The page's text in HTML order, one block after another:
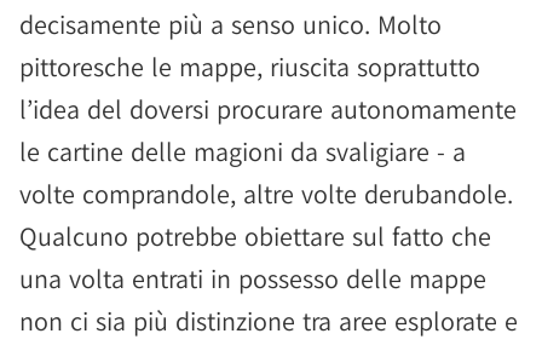
decisamente più a senso unico. Molto
pittoresche le mappe, riuscita soprattutto
l’idea del doversi procurare autonomamente
le cartine delle magioni da svaligiare - a
volte comprandole, altre volte derubandole.
Qualcuno potrebbe obiettare sul fatto che
una volta entrati in possesso delle mappe
non ci sia più distinzione tra aree esplorate e